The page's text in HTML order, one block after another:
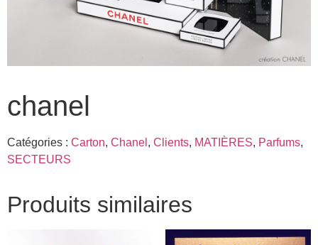
chanel
Catégories : Carton, Chanel , Clients, MATIÈRES, Parfums,
SECTEURS
Produits similaires